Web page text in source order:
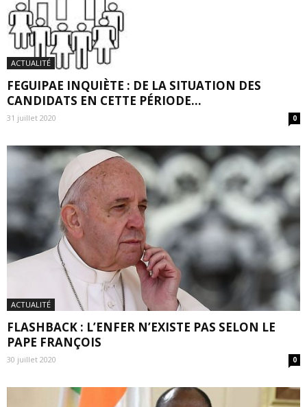
ACTUALITÉ
FEGUIPAE INQUIÈTE : DE LA SITUATION DES
CANDIDATS EN CETTE PÉRIODE...
31 juillet 2020 0
ACTUALITÉ
FLASHBACK : L’ENFER N’EXISTE PAS SELON LE
PAPE FRANÇOIS
30 juillet 2020 0